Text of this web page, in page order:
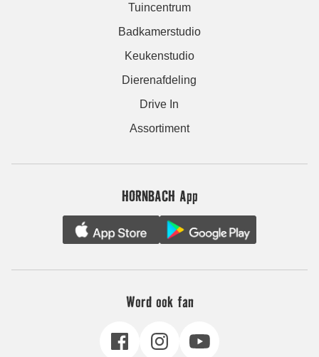
Tuincentrum
Badkamerstudio
Keukenstudio
Dierenafdeling
Drive In
Assortiment
HORNBACH App
Word ook fan